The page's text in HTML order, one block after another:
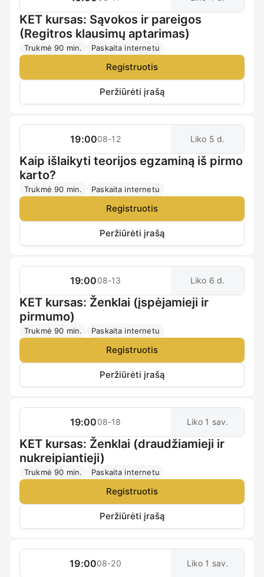
KET kursas: Sąvokos ir pareigos
(Regitros klausimų aptarimas)
Trukmė 90 min. Paskaita internetu
Registruotis
Peržiūrėti įrašą
19:0008-12 Liko 5 d.
Kaip išlaikyti teorijos egzaminą iš pirmo
karto?
Trukmė 90 min. Paskaita internetu
Registruotis
Peržiūrėti įrašą
19:0008-13 Liko 6 d.
KET kursas: Ženklai (įspėjamieji ir
pirmumo)
Trukmė 90 min. Paskaita internetu
Registruotis
Peržiūrėti įrašą
19:0008-18 Liko 1 sav.
KET kursas: Ženklai (draudžiamieji ir
nukreipiantieji)
Trukmė 90 min. Paskaita internetu
Registruotis
Peržiūrėti įrašą
19:0008-20 Liko 1 sav.